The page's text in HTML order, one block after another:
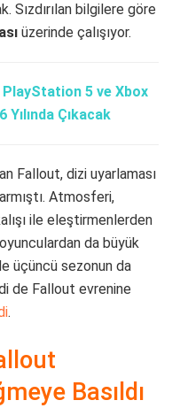
Sızdırılan bilgilere göre
üzerinde çalışıyor.
PlayStation 5 ve Xbox
Çıkacak
Fallout, dizi uyarlaması
Atmosferi,
ile eleştirmenlerden
da büyük
üçüncü sezonun da
de Fallout evrenine
.
Basıldı